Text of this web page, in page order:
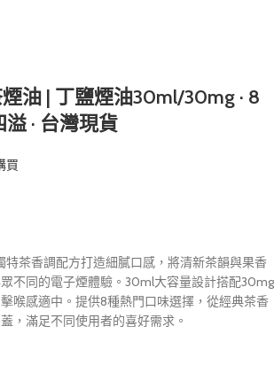
油 | 丁鹽煙油30ml/30mg · 8
· 台灣現貨
買
特茶香調配方打造細膩口感，將清新茶韻與果香
不同的電子煙體驗。30ml大容量設計搭配30mg
喉感適中。提供8種熱門口味選擇，從經典茶香
，滿足不同使用者的喜好需求。